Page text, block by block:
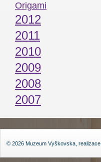
Origami
2012
2011
2010
2009
2008
2007
© 2026 Muzeum Vyškovska, realizace